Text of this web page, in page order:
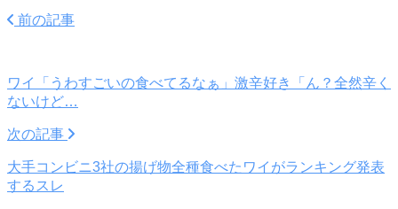
前の記事
ワイ「うわすごいの食べてるなぁ」激辛好き「ん？全然辛く
ないけど…
次の記事
大手コンビニ3社の揚げ物全種食べたワイがランキング発表
するスレ